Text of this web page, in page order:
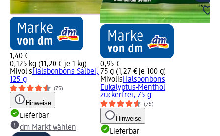
1,40 €
0,125 kg (11,20 € je 1 kg)
MivolisHalsbonbons Salbei,
125 g
(75)
Hinweise
Lieferbar
dm Markt wählen
0,95 €
75 g (1,27 € je 100 g)
MivolisHalsbonbons
Eukalyptus-Menthol
zuckerfrei, 75 g
(75)
Hinweise
Lieferbar